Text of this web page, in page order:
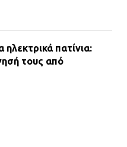
πατίνια:
τους από